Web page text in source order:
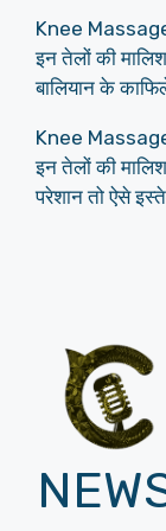
Knee
इन तेलों की
बालियान के
Knee
इन तेलों की
परेशान तो ऐसे